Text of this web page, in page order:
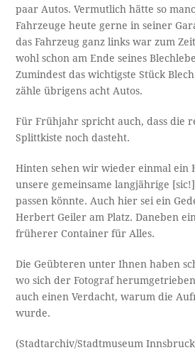
paar Autos. Vermutlich hätte so
Fahrzeuge heute gerne in seiner
das Fahrzeug ganz links war zum
wohl schon am Ende seines
Zumindest das wichtigste Stück
zähle übrigens acht Autos.
Für Frühjahr spricht auch, dass die
Splittkiste noch dasteht.
Hinten sehen wir wieder einmal ein
unsere gemeinsame langjährige
passen könnte. Auch hier sei ein
Herbert Geiler am Platz. Daneben
früherer Container für Alles.
Die Geübteren unter Ihnen haben
wo sich der Fotograf
auch einen Verdacht, warum die
wurde.
(Stadtarchiv/Stadtmuseum